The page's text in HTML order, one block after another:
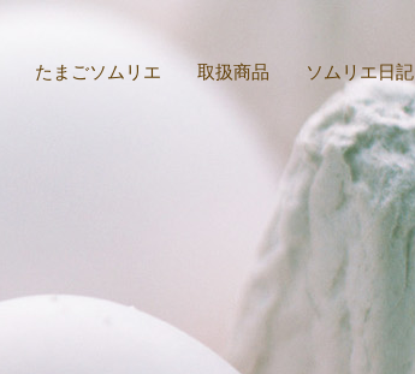
たまごソムリエ 取扱商品 ソムリエ日記